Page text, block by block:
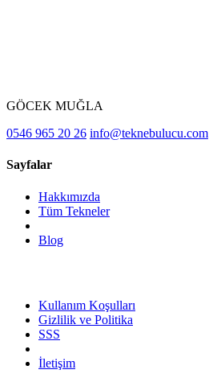
GÖCEK MUĞLA
0546 965 20 26 info@teknebulucu.com
Sayfalar
Hakkımızda
Tüm Tekneler
Blog
Kullanım Koşulları
Gizlilik ve Politika
SSS
İletişim